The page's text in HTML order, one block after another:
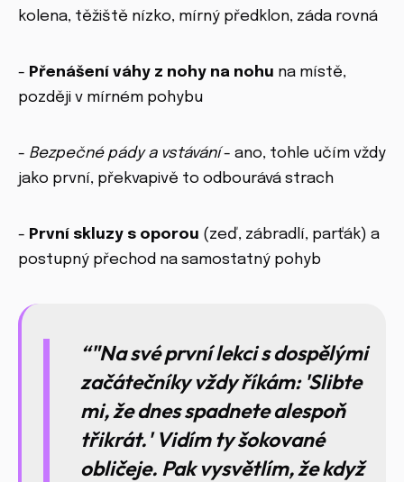
kolena, těžiště nízko, mírný předklon, záda rovná
- Přenášení váhy z nohy na nohu na místě,
později v mírném pohybu
- Bezpečné pády a vstávání- ano, tohle učím vždy
jako první, překvapivě to odbourává strach
- První skluzy s oporou (zeď, zábradlí, parťák) a
postupný přechod na samostatný pohyb
"Na své první lekci s dospělými
začátečníky vždy říkám: 'Slibte
mi, že dnes spadnete alespoň
třikrát.' Vidím ty šokované
obličeje. Pak vysvětlím, že když